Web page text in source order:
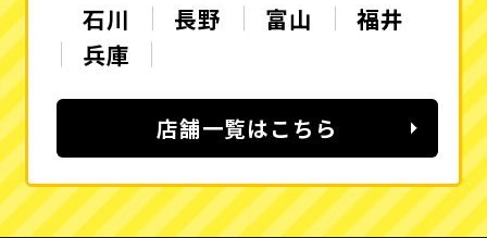
石川
長野 富山
福井
兵庫
店舗一覧はこちら